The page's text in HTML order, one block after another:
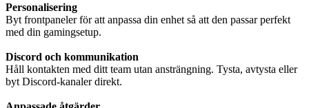
Personalisering
Byt frontpaneler för att anpassa din enhet så att den passar perfekt
med din gamingsetup.
Discord och kommunikation
Håll kontakten med ditt team utan ansträngning. Tysta, avtysta eller
byt Discord-kanaler direkt.